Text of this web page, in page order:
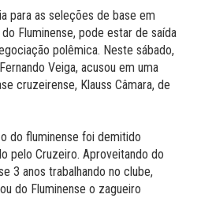
para as seleções de base em
Fluminense, pode estar de saída
polêmica. Neste sábado,
Veiga, acusou em uma
cruzeirense, Klauss Câmara, de
do fluminense foi demitido
pelo Cruzeiro. Aproveitando do
3 anos trabalhando no clube,
do Fluminense o zagueiro